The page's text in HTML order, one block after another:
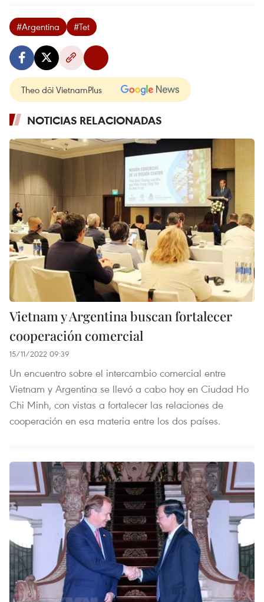
#Argentina #Tet
Theo dõi VietnamPlus
NOTICIAS RELACIONADAS
Vietnam y Argentina buscan fortalecer
cooperación comercial
15/11/2022 09:39
Un encuentro sobre el intercambio comercial entre
Vietnam y Argentina se llevó a cabo hoy en Ciudad Ho
Chi Minh, con vistas a fortalecer las relaciones de
cooperación en esa materia entre los dos países.